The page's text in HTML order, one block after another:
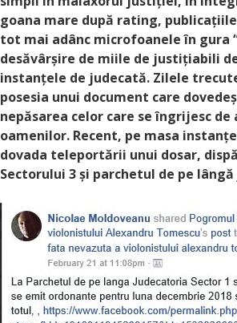
goana mare după rating,
tot mai adânc microfoanele în gura
desăvârșire de miile de justițiabili
instanțele de judecată. Zilele
posesia unui document care
nepăsarea celor care se îngrijesc
oamenilor. Recent, pe masa
dovada teleportării unui dosar,
Sectorului 3 și parchetul de pe